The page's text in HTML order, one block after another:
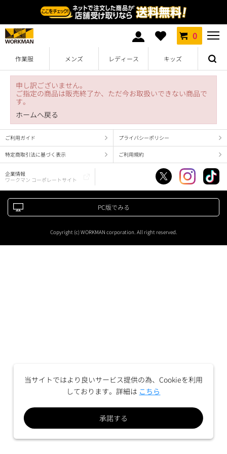
0
作業服 メンズ レディース キッズ
申し訳ございません。
ご指定の商品は販売終了か、ただ今お取扱いできない商品で
す。
ホームへ戻る
ご利用ガイド プライバシーポリシー
特定商取引法に基づく表示 ご利用規約
企業情報
ワークマン コーポレートサイト
PC版でみる
Copyright (c) WORKMAN corporation. All right reserved.
当サイトではより良いサービス提供の為、Cookieを利用
しております。詳細は こちら
承諾する